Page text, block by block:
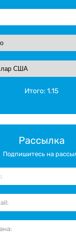
Итого:1.15
Рассылка
Подпишитесь на